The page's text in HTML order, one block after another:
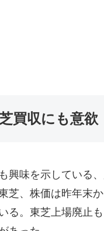
買収にも意欲
興味を示している
芝、株価は昨年末
る。東芝上場廃止